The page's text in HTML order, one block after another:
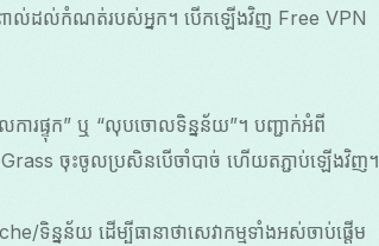
ាល់ដល់កំណត់របស់អ្នក។ បើកឡើងវិញ Free VPN
ារផ្ទុក” ឬ “លុបចោលទិន្នន័យ”។ បញ្ជាក់អំពី
ចុះចូលប្រសិនបើចាំបាច់ ហើយតភ្ជាប់ឡើងវិញ។
ន្នន័យ ដើម្បីធានាថាសេវាកម្មទាំងអស់ចាប់ផ្តើម